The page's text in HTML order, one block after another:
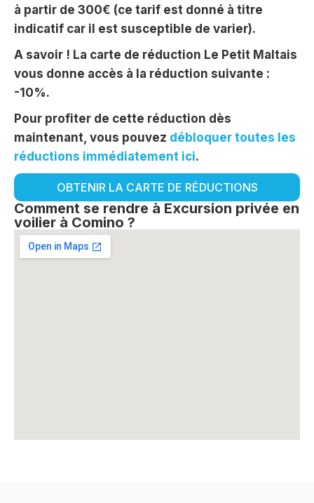
à partir de 300€ (ce tarif est donné à titre
indicatif car il est susceptible de varier).
A savoir ! La carte de réduction Le Petit Maltais
vous donne accès à la réduction suivante :
-10%.
Pour profiter de cette réduction dès
maintenant, vous pouvez débloquer toutes les
réductions immédiatement ici.
OBTENIR LA CARTE DE RÉDUCTIONS
Comment se rendre à Excursion privée en
voilier à Comino ?